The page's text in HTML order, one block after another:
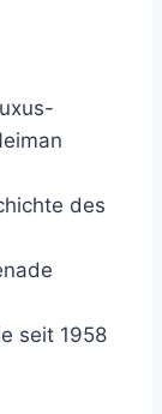
des
seit 1958